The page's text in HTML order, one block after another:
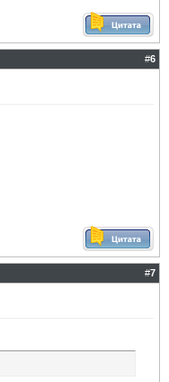
#6
#7